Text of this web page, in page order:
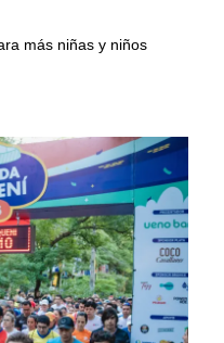
más niñas y niños